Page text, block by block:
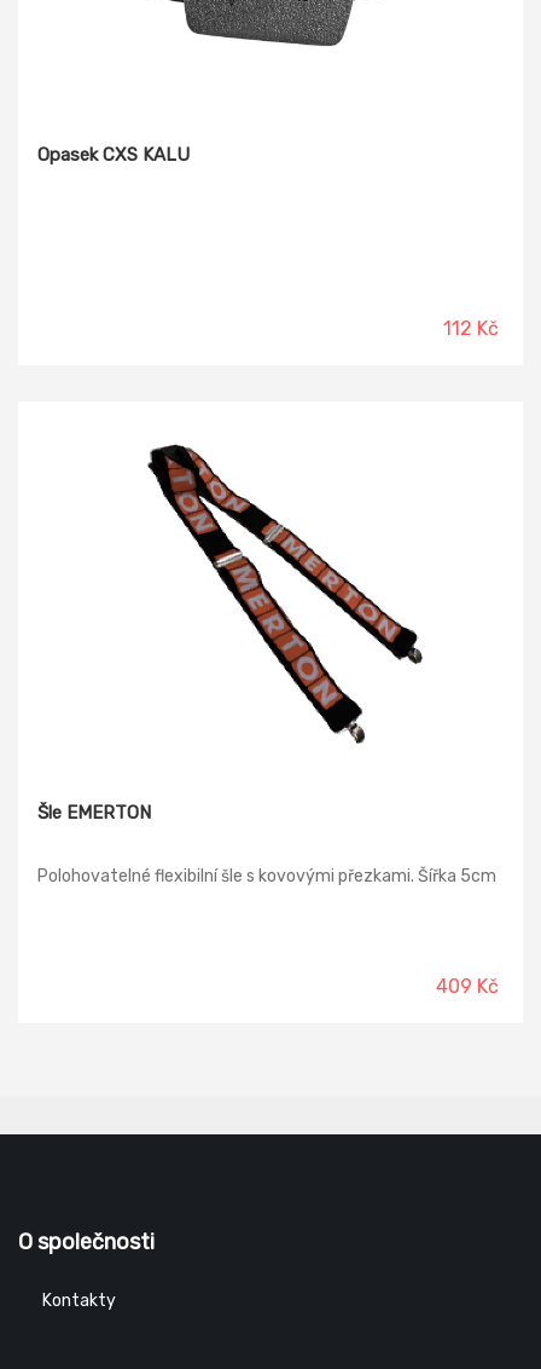
Opasek CXS KALU
112 Kč
Šle EMERTON
Polohovatelné flexibilní šle s kovovými přezkami. Šířka 5cm
409 Kč
O společnosti
Kontakty